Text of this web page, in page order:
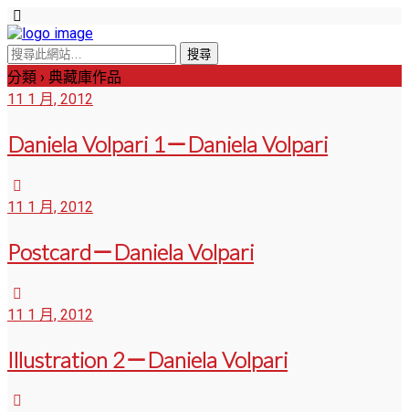
分類 › 典藏庫作品
11 1 月, 2012
Daniela Volpari 1－Daniela Volpari
11 1 月, 2012
Postcard－Daniela Volpari
11 1 月, 2012
Illustration 2－Daniela Volpari